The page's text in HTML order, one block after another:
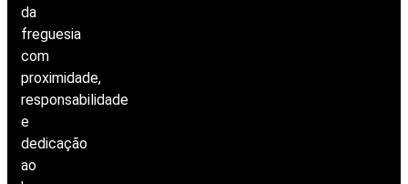
da
freguesia
com
proximidade,
responsabilidade
e
dedicação
ao